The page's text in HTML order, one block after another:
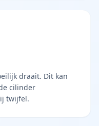
draait. Dit kan
cilinder
twijfel.